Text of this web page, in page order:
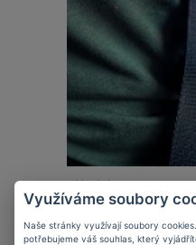
Novinky
5 věcí, které
zbraně ve vozidle
Využíváme soubory
Naše stránky využívají soubory
potřebujeme váš souhlas, který